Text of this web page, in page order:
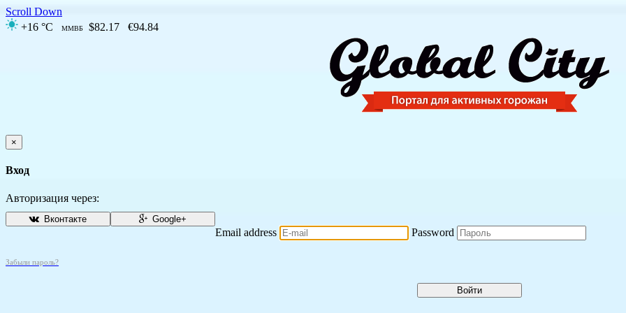
Scroll Down
+16 °C
ММВБ $82.17 €94.84
×
Вход
Авторизация через:
Вконтакте Google+
Email address Password
Забыли пароль?
Войти